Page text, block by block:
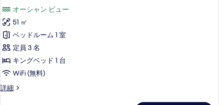
ド
1
台
シ
ー
ビ
ュ
キ
ン
グ
ベ
ッ
ド
台
ー
レ
ミ
ア
ル
ー
ム
キ
ン
オーシャン ビュー
51 ㎡
ベッドルーム 1 室
定員 3 名
キングベッド 1 台
WiFi (無料)
詳細
プ